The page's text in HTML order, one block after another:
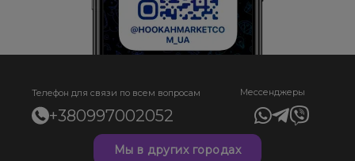
Телефон для связи по всем вопросам
+380997002052
Мессенджеры
Мы в других городах